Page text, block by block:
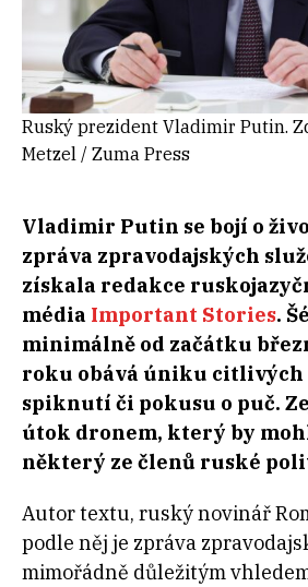
Ruský prezident Vladimir Putin.
Metzel / Zuma Press
Vladimir Putin se bojí o
zpráva zpravodajských
získala redakce
média Important Stories.
minimálně od začátku
roku obává úniku
spiknutí či pokusu o puč.
útok dronem, který by
některý ze členů ruské
Autor textu, ruský novinář
podle něj je zpráva
mimořádně důležitým